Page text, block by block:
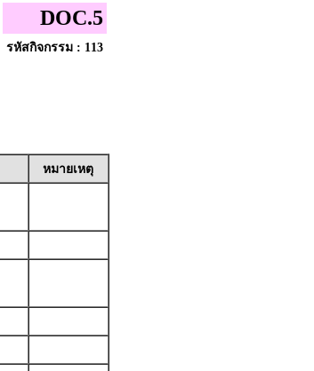
DOC.5
รหัสกิจกรรม : 113
หมายเหตุ